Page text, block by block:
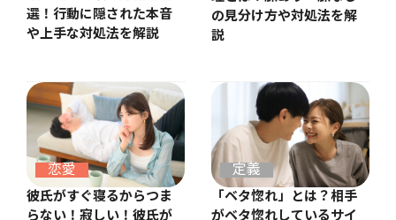
選！行動に隠された本音
や上手な対処法を解説
の見分け方や対処法を解
説
恋愛
彼氏がすぐ寝るからつま
らない！寂しい！彼氏が
定義
「ベタ惚れ」とは？相手
がベタ惚れしているサイ